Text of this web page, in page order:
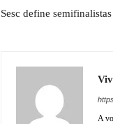
Sesc define
A